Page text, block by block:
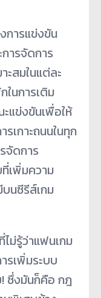
การแข่งขัน
ารจัดการ
ะสมในแต่ละ
ในการเติม
แข่งขันเพื่อให้
เกาะถนนในทุก
จัดการ
เพิ่มความ
นซีรีส์เกม
ม่รู้ว่าแฟนเกม
รเพิ่มระบบ
ซึ่งมันก็คือ กฎ